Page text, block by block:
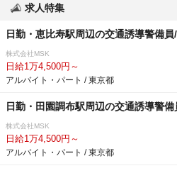
求人特集
日勤・恵比寿駅周辺の交通誘導警備
株式会社MSK
日給1万4,500円～
アルバイト・パート / 東京都
日勤・田園調布駅周辺の交通誘導警
株式会社MSK
日給1万4,500円～
アルバイト・パート / 東京都